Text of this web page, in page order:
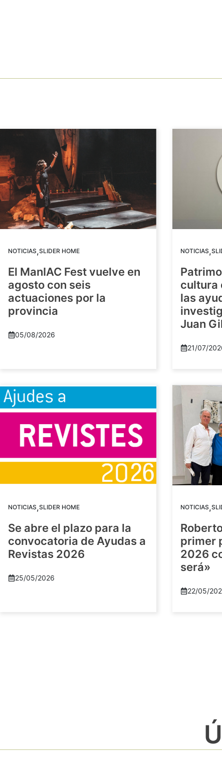
NOTICIAS,SLIDER HOME
El ManIAC Fest vuelve en
agosto con seis
actuaciones por la
provincia
05/08/2026
NOTICIAS,
cultura
las
Juan
21/07/
NOTICIAS,SLIDER HOME
Se abre el plazo para la
convocatoria de Ayudas a
Revistas 2026
25/05/2026
NOTICIAS,
primer
2026
será»
22/05/